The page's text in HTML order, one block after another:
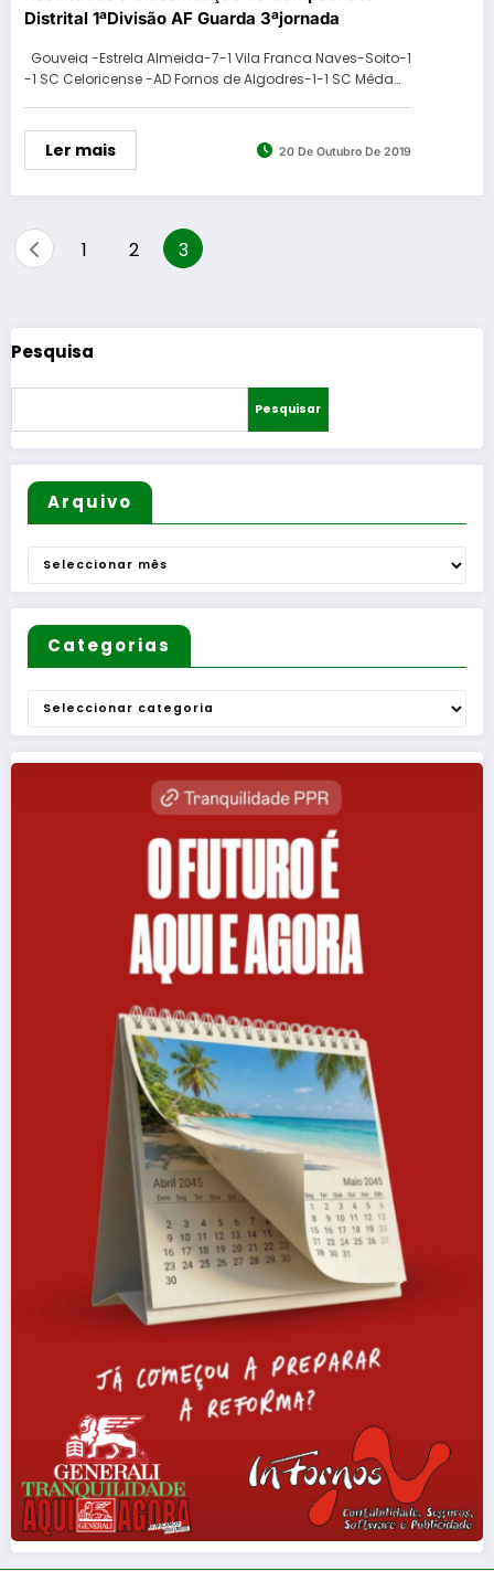
Distrital 1ªDivisão AF Guarda 3ªjornada
Gouveia -Estrela Almeida-7-1 Vila Franca Naves-Soito-1
-1 SC Celoricense -AD Fornos de Algodres-1-1 SC Mêda…
Ler mais 20 De Outubro De 2019
Paginação
1 2 3
Pesquisa
Pesquisar
Arquivo
Arquivo
Categorias
Categorias